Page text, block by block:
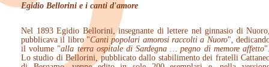
Egidio Bellorini e i canti d'amore
Nel 1893 Egidio Bellorini, insegnante di lettere nel ginnasio di
pubblicava il libro "Canti popolari amorosi raccolti a Nuoro",
il volume "alla terra ospitale di Sardegna … pegno di memore affetto
Lo studio di Bellorini, pubblicato dallo stabilimento dei fratelli